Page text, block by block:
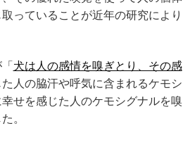
っていることが近年の研究により
犬は人の感情を嗅ぎとり、その感
人の脇汗や呼気に含まれるケモシ
せを感じた人のケモシグナルを嗅
。